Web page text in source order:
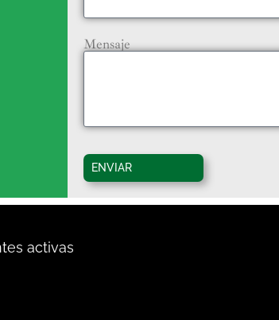
Mensaje
ENVIAR
activas